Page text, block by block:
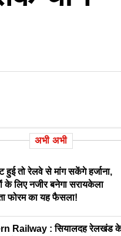
अभी अभी
हुई तो रेलवे से मांग सकेंगे हर्जाना,
के लिए नजीर बनेगा सरायकेला
फोरम का यह फैसला!
Railway : सियालदह रेलखंड